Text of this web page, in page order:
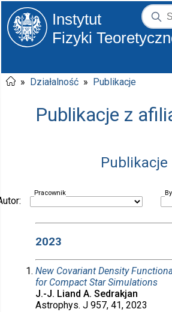
Instytut
Fizyki
» Działalność » Publikacje
Publikacje z
Publikacje
Pracownik
2023
New Covariant Density
for Compact Star Simulations
J.-J. Liand A. Sedrakjan
Astrophys. J 957, 41, 2023